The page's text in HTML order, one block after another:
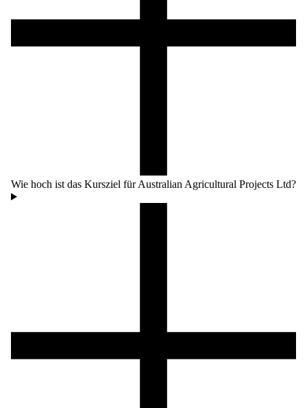
Wie hoch ist das Kursziel für Australian Agricultural Projects Ltd?